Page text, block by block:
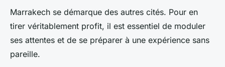
Marrakech se démarque des autres cités. Pour en
tirer véritablement profit, il est essentiel de moduler
ses attentes et de se préparer à une expérience sans
pareille.